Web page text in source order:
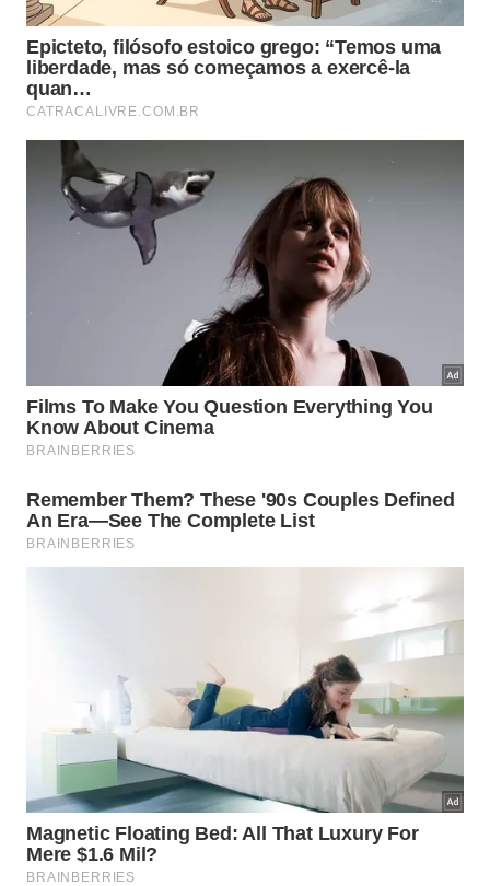
esvazie geladeira e congelador completamente;
lave prateleiras, gavetas e borrachas com
passe pano com bicarbonato diluído no interior;
seque tudo antes de desligar da tomada.
Um refrigerador doméstico usado para conservar
alimentos e bebidas funciona como armário isolado,
com porta feita para manter o frio em seu interior. -
Imagem gerada por IA
Como usar bicarbonato para evitar
cheiro residual?
O bicarbonato ajuda a reduzir odores residuais
depois da limpeza, especialmente quando a
geladeira ficou com cheiro de alimentos fortes. Use
uma solução leve nas superfícies internas,